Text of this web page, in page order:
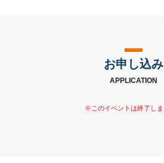
お申し込み
APPLICATION